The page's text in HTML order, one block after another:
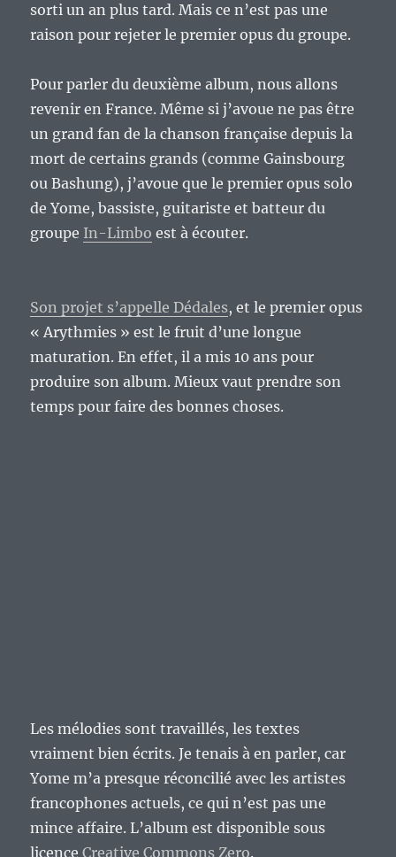
sorti un an plus tard. Mais ce n’est pas une
raison pour rejeter le premier opus du groupe.
Pour parler du deuxième album, nous allons
revenir en France. Même si j’avoue ne pas être
un grand fan de la chanson française depuis la
mort de certains grands (comme Gainsbourg
ou Bashung), j’avoue que le premier opus solo
de Yome, bassiste, guitariste et batteur du
groupe In-Limbo est à écouter.
Son projet s’appelle Dédales, et le premier opus
« Arythmies » est le fruit d’une longue
maturation. En effet, il a mis 10 ans pour
produire son album. Mieux vaut prendre son
temps pour faire des bonnes choses.
Publié
mercredi 19 mars 2014 Catégories
Culture,Musique Étiquettes
1975
Arythmies
Culture, Dédales Musique
Musique sous
licences Art Libre & Creative Commons ,pop francophone
Rainbow,Ritchie Blackmore,rock,Yome
2
commentairessur
culturel,